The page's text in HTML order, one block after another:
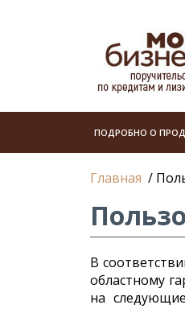
ПОДРОБНО О
Главная /
В
областному
на